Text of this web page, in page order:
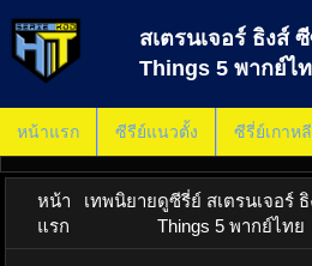
สเตรนเจอร์ ธิงส์
Things 5 พากย์ไ
หน้าแรก ซีรีย์แนวตั้ง ซีรี่ย์เกาหลี
หน้า
แรก
เทพนิยายดูซีรี่ย์ สเตรนเจอร์
Things 5 พากย์ไทย